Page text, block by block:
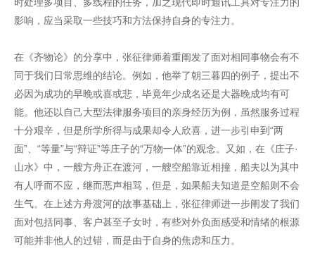
时处理多项目、多线程的任务，加之现代即时通讯工具对专注力的
影响，应当采取一些技巧和方法保持自身的专注力。
在《齐物论》的分享中，张征律师着重阐发了面对相同事物会有不
同于我们日常思维的结论。例如，他举了朝三暮四的例子，提出不
必因为成功的早晚或喜或悲，毕竟年少成名还是大器晚成均有可
能。他还以自己大型法律服务项目的亲身经历为例，虽然服务过程
十分艰辛，但是所学所得与成果却令人欣喜，进一步引申到“两
面”、“等量”与“辩证”等庄子的“万物一体”的观念。又如，在《庄子·
山水》中，一艘方舟正在渡河，一艘空船靠近相撞，船夫以为其中
有人呼而不应，继而恶声相骂，但是，如果船夫知道是空船则不会
生气。在上述方舟渡河的故事基础上，张征律师进一步阐发了我们
面对包括同事、客户甚至子女时，有些对外负面感受和情绪的根源
可能并非他人的过错，而是由于自身的焦虑和压力。